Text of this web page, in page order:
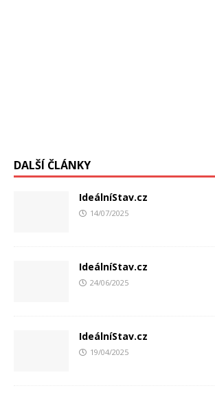
DALŠÍ ČLÁNKY
IdeálníStav.cz
14/07/2025
IdeálníStav.cz
24/06/2025
IdeálníStav.cz
19/04/2025